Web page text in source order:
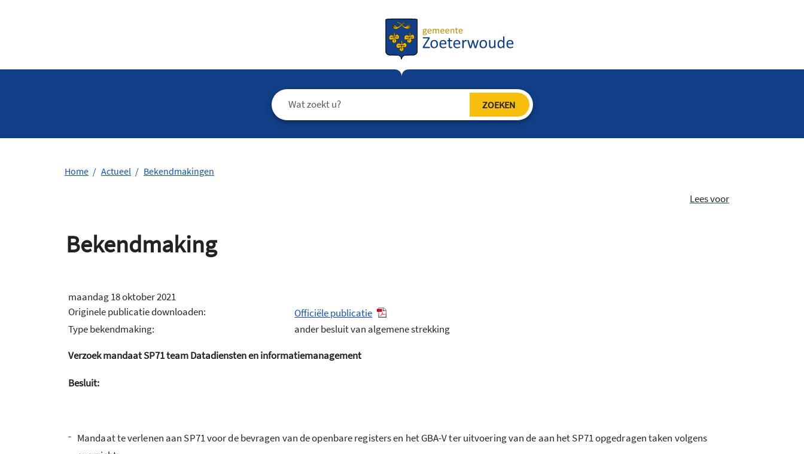
Home Actueel Bekendmakingen
Lees voor
Bekendmaking
maandag 18 oktober 2021
Originele publicatie downloaden:
Officiële publicatie
Type bekendmaking:
ander besluit van algemene strekking
Verzoek mandaat SP71 team Datadiensten en informatiemanagement
Besluit:
- Mandaat te verlenen aan SP71 voor de bevragen van de openbare registers en het GBA-V ter uitvoering van de aan het SP71 opgedragen taken volgens